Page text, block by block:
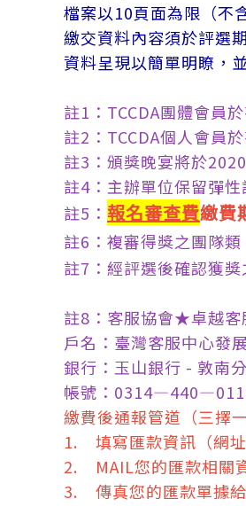
檔案以10頁面為限（不
繳交資料內容須於評選
資料呈現以簡單明瞭，
註1：TCCDA團體會員
註2：TCCDA個人會員
註3：頒獎晚宴將於
註4：主辦單位保留彈
註5： 報名審查費繳費
註6：複審得獎之團隊
註7：經評選後確認獲
註8：客服協會★卓越
戶名：臺灣客服中心發
銀行：玉山銀行 - 敦南
帳號：
繳費後通報管道（三擇
1. 填寫匯款資訊（網
2. MAIL您的匯款相關
3. 傳真您的匯款單據給